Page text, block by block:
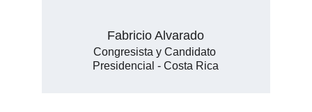
Fabricio Alvarado
Congresista y Candidato
Presidencial - Costa Rica